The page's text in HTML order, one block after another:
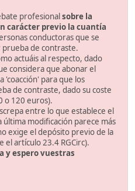
profesionalsobre la
carácter previo la cuantía
conductoras que se
prueba de contraste.
actuáis al respecto, dado
considera que abonar el
'coacción' para que los
de contraste, dado su coste
o 120 euros).
entre lo que establece el
última modificación parece más
exige el depósito previo de la
el artículo 23.4 RGCirc).
y espero vuestras